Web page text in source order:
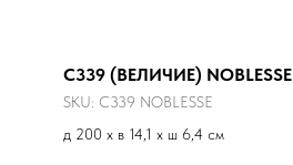
С339 (ВЕЛИЧИЕ) NOBLESSE
SKU: С339 NOBLESSE
д 200 x в 14,1 x ш 6,4 см